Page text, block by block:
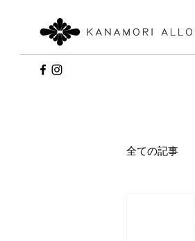
全ての記事